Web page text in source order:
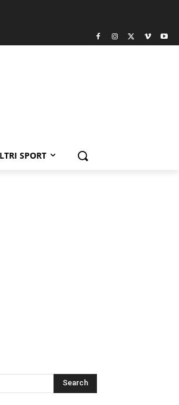
SPORT